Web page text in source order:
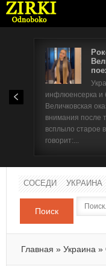
инфлюенсерка и
Величковская
внимания после
всплыло старое
говорит:...
СОСЕДИ УКРАИНА
Поиск
Главная » Украина »